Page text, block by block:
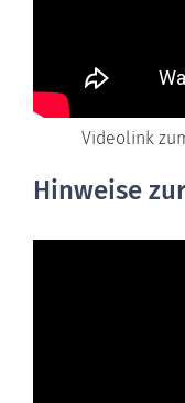
Videolink
Hinweise